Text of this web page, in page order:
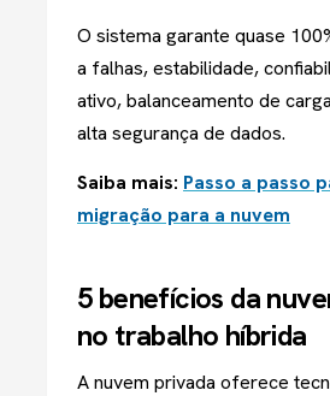
O sistema garante quase
a falhas, estabilidade,
ativo, balanceamento de
alta segurança de dados.
Saiba mais: Passo a passo
migração para a nuvem
5 benefícios da
no trabalho híbrida
A nuvem privada oferece